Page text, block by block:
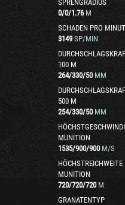
SPRENGRADIUS
0/0/1.76 M
SCHADEN PRO
3149 SP/MIN
100 M
264/330/50 MM
500 M
254/330/50 MM
MUNITION
1535/900/900 M/S
HÖCHSTREICHWEITE
MUNITION
720/720/720 M
GRANATENTYP